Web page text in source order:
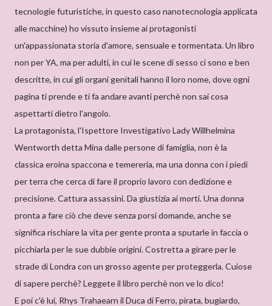
tecnologie futuristiche, in questo caso nanotecnologia applicata
alle macchine) ho vissuto insieme ai protagonisti
un'appassionata storia d'amore, sensuale e tormentata. Un libro
non per YA, ma per adulti, in cui le scene di sesso ci sono e ben
descritte, in cui gli organi genitali hanno il loro nome, dove ogni
pagina ti prende e ti fa andare avanti perchè non sai cosa
aspettarti dietro l'angolo.
La protagonista, l'Ispettore Investigativo Lady Willhelmina
Wentworth detta Mina dalle persone di famiglia, non è la
classica eroina spaccona e temereria, ma una donna con i piedi
per terra che cerca di fare il proprio lavoro con dedizione e
precisione. Cattura assassini. Da giustizia ai morti. Una donna
pronta a fare ciò che deve senza porsi domande, anche se
significa rischiare la vita per gente pronta a sputarle in faccia o
picchiarla per le sue dubbie origini. Costretta a girare per le
strade di Londra con un grosso agente per proteggerla. Cuiose
di sapere perchè? Leggete il libro perchè non ve lo dico!
E poi c'è lui, Rhys Trahaearn il Duca di Ferro, pirata, bugiardo,